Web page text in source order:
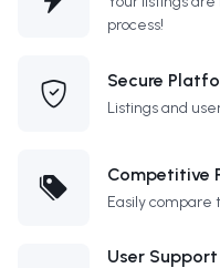
process!
Secure
Listings and
Competitive
Easily compare
User Support